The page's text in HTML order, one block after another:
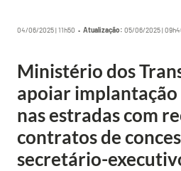
04/06/2025 | 11h50 • Atualização: 05/06/2025 |
Ministério dos
apoiar
nas estradas com
contratos de
secretário-